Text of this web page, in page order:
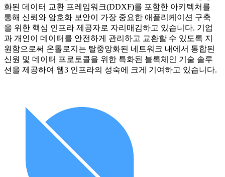
화된 데이터 교환 프레임워크(DDXF)를 포함한 아키텍처를
통해 신뢰와 암호화 보안이 가장 중요한 애플리케이션 구축
을 위한 핵심 인프라 제공자로 자리매김하고 있습니다. 기업
과 개인이 데이터를 안전하게 관리하고 교환할 수 있도록 지
원함으로써 온톨로지는 탈중앙화된 네트워크 내에서 통합된
신원 및 데이터 프로토콜을 위한 특화된 블록체인 기술 솔루
션을 제공하여 웹3 인프라의 성숙에 크게 기여하고 있습니다.